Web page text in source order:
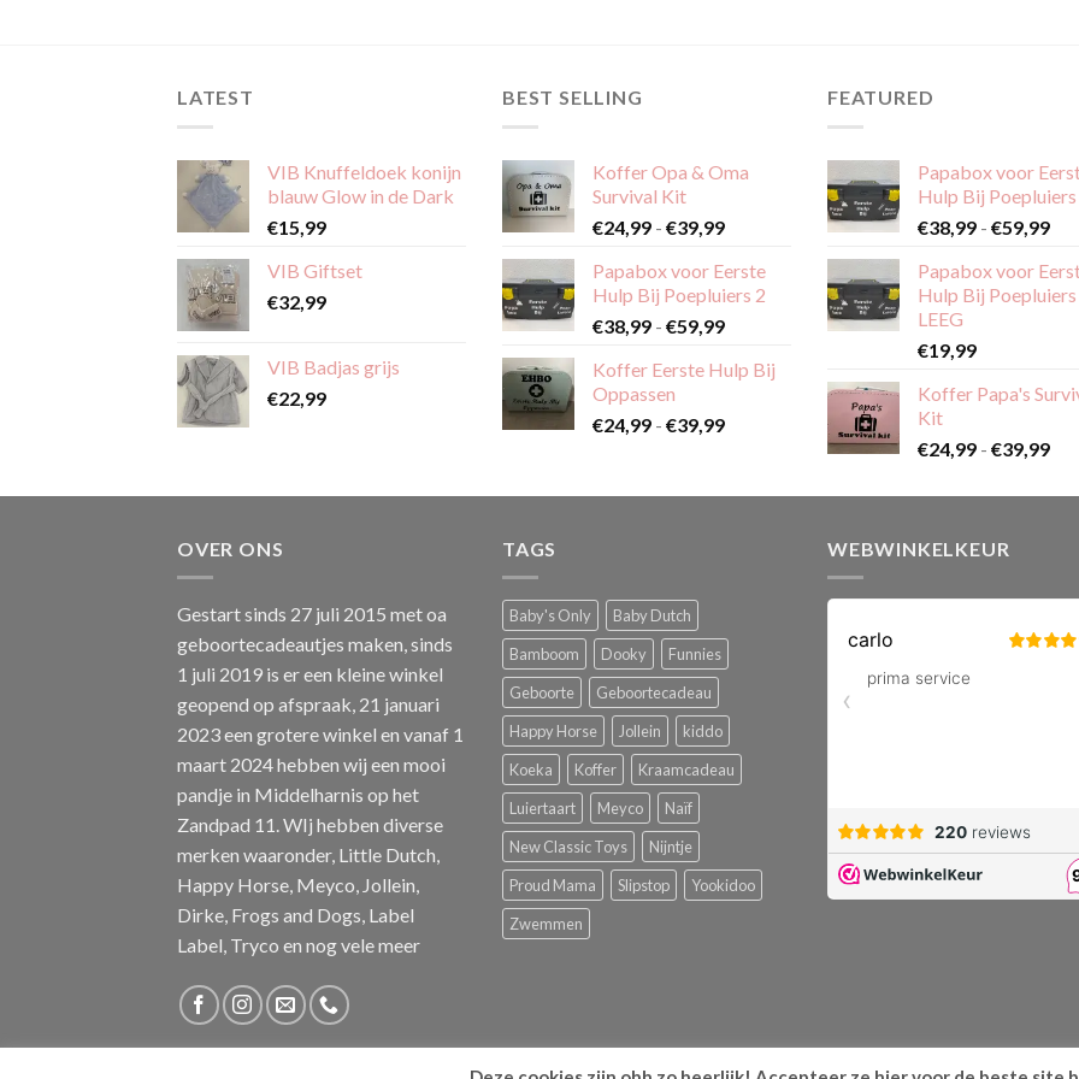
gekozen
worden
op
de
productpagina
LATEST
VIB Knuffeldoek konijn
blauw Glow in de Dark
€15,99
VIB Giftset
€32,99
VIB Badjas grijs
€22,99
BEST SELLING
Koffer Opa & Oma
Survival Kit
€24,99 - €39,99Prijsklasse:
tot
€39,99
Papabox voor Eerste
Hulp Bij Poepluiers 2
€38,99 - €59,99Prijsklasse:
tot
Koffer Eerste Hulp Bij
Oppassen
€24,99 - €39,99Prijsklasse:
€39,99
FEATURED
Papabox voor
Hulp Bij Poepluiers
€38,99 - €59,99
tot
Papabox voor
Hulp Bij Poepluiers
LEEG
€19,99
Koffer Papa's
Kit
€24,99 - €39,99
tot
OVER ONS
Gestart sinds 27 juli 2015 met oa
geboortecadeautjes maken, sinds
1 juli 2019 is er een kleine winkel
geopend op afspraak, 21 januari
2023 een grotere winkel en vanaf 1
maart 2024 hebben wij een mooi
pandje in Middelharnis op het
Zandpad 11. WIj hebben diverse
merken waaronder, Little Dutch,
Happy Horse, Meyco, Jollein,
Dirke, Frogs and Dogs, Label
Label, Tryco en nog vele meer
TAGS
Baby's Only
Baby Dutch
Bamboom
Dooky
Funnies
Geboorte
Geboortecadeau
Happy Horse
Jollein
kiddo
Koeka
Koffer
Kraamcadeau
Luiertaart
Meyco
Naïf
New Classic Toys
Nijntje
Proud Mama
Slipstop
Yookidoo
Zwemmen
WEBWINKELKEUR